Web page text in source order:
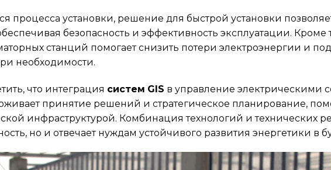
процесса установки, решение для быстрой установки
безопасность и эффективность эксплуатации.
станций помогает снизить потери электроэнергии и
необходимости.
что интеграция систем GIS в управление электрическими
принятие решений и стратегическое планирование,
инфраструктурой. Комбинация технологий и технических
но и отвечает нуждам устойчивого развития энергетики в